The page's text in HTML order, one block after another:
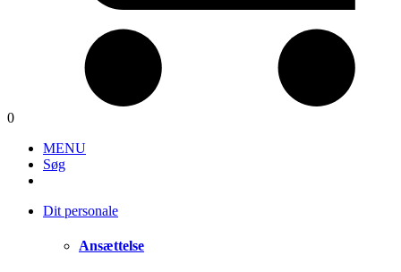
0
MENU
Søg
Dit personale
Ansættelse